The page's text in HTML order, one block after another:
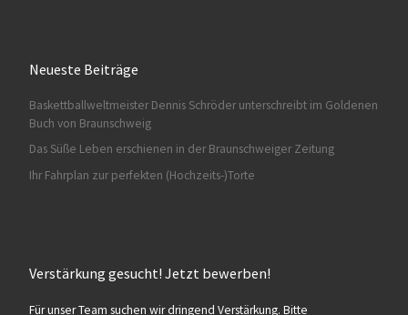
Neueste Beiträge
Baskettballweltmeister Dennis Schröder unterschreibt im Goldenen
Buch von Braunschweig
Das Süße Leben erschienen in der Braunschweiger Zeitung
Ihr Fahrplan zur perfekten (Hochzeits-)Torte
Verstärkung gesucht! Jetzt bewerben!
Für unser Team suchen wir dringend Verstärkung. Bitte